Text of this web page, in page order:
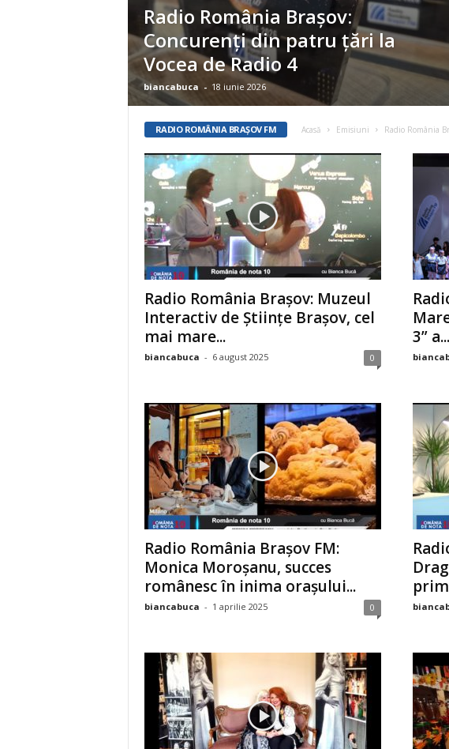
Radio România Brașov:
Concurenți din patru țări la
Vocea de Radio 4
biancabuca - 18 iunie 2026
RADIO ROMÂNIA BRAŞOV FM Acasă Emisiuni Radio România
Radio România Brașov: Muzeul
Interactiv de Științe Brașov, cel
mai mare...
biancabuca - 6 august 2025 0
3” a...
Radio România Brașov FM:
Monica Moroșanu, succes
românesc în inima orașului...
biancabuca - 1 aprilie 2025 0